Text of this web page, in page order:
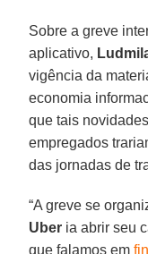
Sobre a greve
aplicativo,
vigência da
economia
que tais
empregados
das jornadas de
“A greve se
Uber ia abrir seu
que falamos em